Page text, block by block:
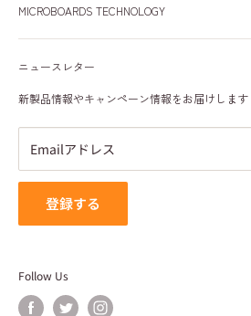
ただけるよう努めて参りました。これか
会社を目指して参ります。
MICROBOARDS TECHNOLOGY
会社概要
プライバシーポリシー
特定商取引法に基づく表記
利用規約
ニュースレター
新製品情報やキャンペーン情報をお届けします
Emailアドレス
登録する
Follow Us